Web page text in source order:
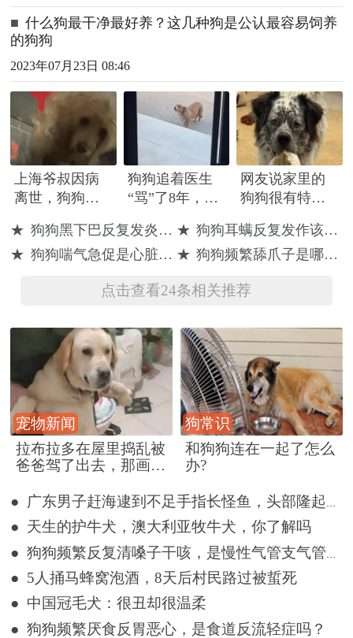
■ 什么狗最干净最好养？这几种狗是公认最容易饲养
的狗狗
2023年07月23日 08:46
上海爷叔因病
离世，狗狗整
突然消失
狗狗追着医生
“骂”了8年，坚
上门维权！
网友说家里的
狗狗很有特
长得烟熏火炎
的？
★ 狗狗黑下巴反复发炎怎么解决 ★ 狗狗耳螨反复发作该怎么根治
★ 狗狗喘气急促是心脏病还是哮喘 ★ 狗狗频繁舔爪子是哪里不舒服吗
点击查看24条相关推荐
宠物新闻
拉布拉多在屋里捣乱被
爸爸驾了出去，那画面
狗常识
和狗狗连在一起了怎么
办?
● 天生的护牛犬，澳大利亚牧牛犬，你了解吗
● 5人捅马蜂窝泡酒，8天后村民路过被蜇死
● 中国冠毛犬：很丑却很温柔
● 狗狗频繁厌食反胃恶心，是食道反流轻症吗？